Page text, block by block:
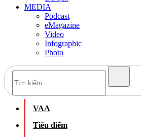
MEDIA
Podcast
eMagazine
Video
Infographic
Photo
VAA
Tiêu điểm